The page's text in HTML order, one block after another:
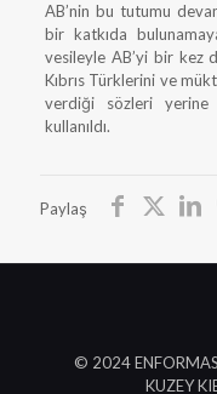
AB’nin bu tutumu
bir katkıda
vesileyle AB’yi bir kez
Kıbrıs Türklerini ve
verdiği sözleri yerine
kullanıldı.
Paylaş
© 2024
KUZEY